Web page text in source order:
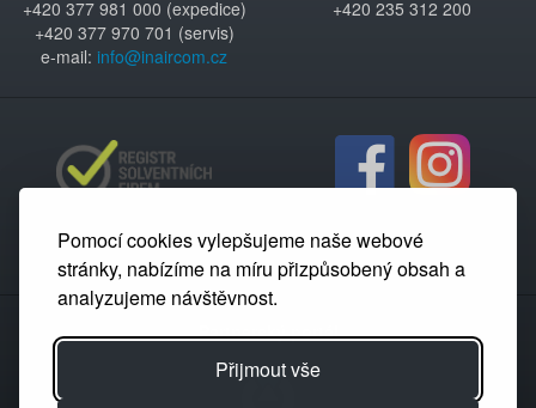
Pomocí cookies vylepšujeme naše webové
stránky, nabízíme na míru přizpůsobený obsah a
analyzujeme návštěvnost.
Přijmout vše
+420 377 981 000 (expedice)
+420 377 970 701 (servis)
e-mail: info@inaircom.cz
+420 235 312 200
Partnerský portál